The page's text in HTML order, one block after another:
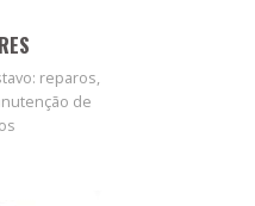
reparos,
de